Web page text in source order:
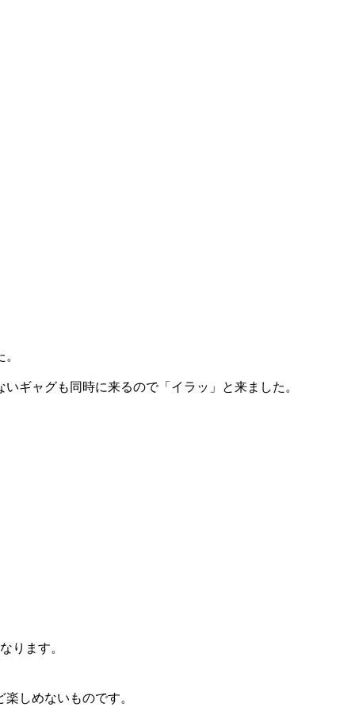
ギャグも同時に来るので「イラッ」と来ました。
ります。
しめないものです。